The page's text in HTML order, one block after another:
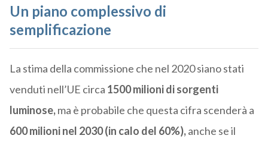
Un piano complessivo di
semplificazione
La stima della commissione che nel 2020 siano stati
venduti nell’UE circa 1500 milioni di sorgenti
luminose,ma è probabile che questa cifra scenderà a
600 milioni nel 2030 (in calo del 60%),anche se il